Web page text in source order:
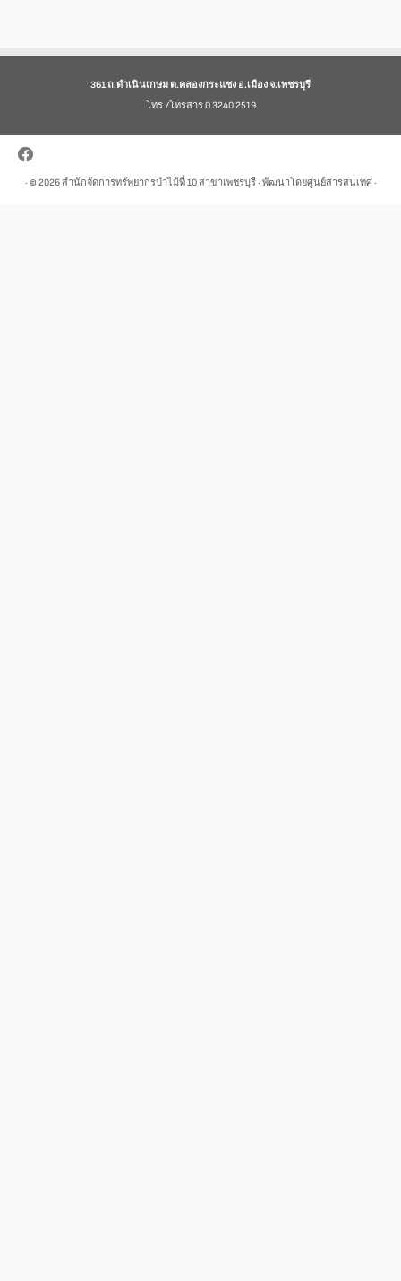
361 ถ.ดำเนินเกษม ต.คลองกระแชง อ.เมือง จ.เพชรบุรี
โทร./โทรสาร 0 3240 2519
· © 2026สำนักจัดการทรัพยากรป่าไม้ที่ 10 สาขาเพชรบุรี· พัฒนาโดยศูนย์สารสนเทศ ·